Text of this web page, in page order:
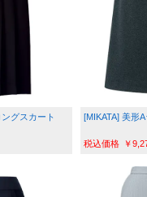
グスカート [MIKATA] 美形
￥